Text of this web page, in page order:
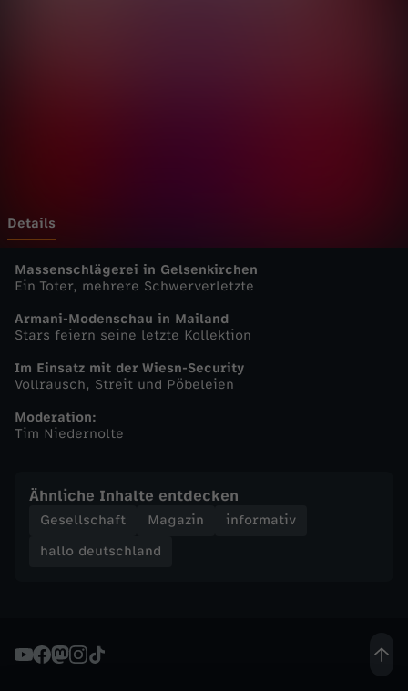
l
a
n
d
h
a
l
d
Details
Massenschlägerei in Gelsenkirchen
Ein Toter, mehrere Schwerverletzte
Armani-Modenschau in Mailand
Stars feiern seine letzte Kollektion
Im Einsatz mit der Wiesn-Security
Vollrausch, Streit und Pöbeleien
Moderation:
Tim Niedernolte
Ähnliche Inhalte entdecken
Gesellschaft Magazin
informativ
hallo deutschland